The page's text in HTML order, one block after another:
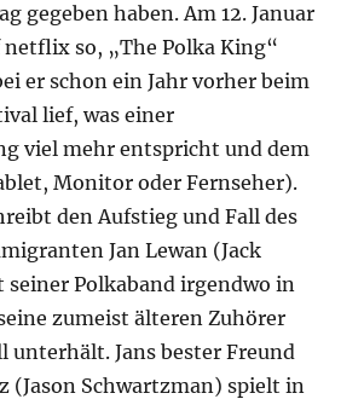
gegeben haben. Am 12. Januar
netflix so, „The Polka King“
er schon ein Jahr vorher beim
lief, was einer
viel mehr entspricht und dem
Monitor oder Fernseher).
den Aufstieg und Fall des
Jan Lewan (Jack
seiner Polkaband irgendwo in
zumeist älteren Zuhörer
unterhält. Jans bester Freund
(Jason Schwartzman) spielt in